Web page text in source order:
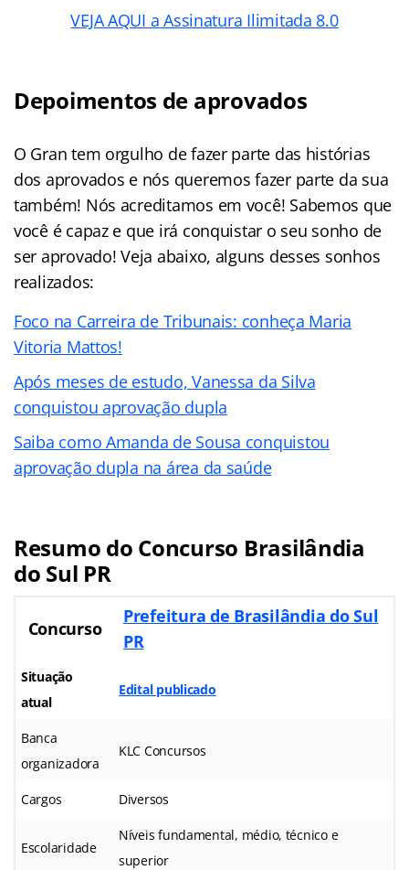
VEJA AQUI a Assinatura Ilimitada 8.0
Depoimentos de aprovados
O Gran tem orgulho de fazer parte das histórias
dos aprovados e nós queremos fazer parte da sua
também! Nós acreditamos em você! Sabemos que
você é capaz e que irá conquistar o seu sonho de
ser aprovado! Veja abaixo, alguns desses sonhos
realizados:
Foco na Carreira de Tribunais: conheça Maria
Vitoria Mattos!
Após meses de estudo, Vanessa da Silva
conquistou aprovação dupla
Saiba como Amanda de Sousa conquistou
aprovação dupla na área da saúde
Resumo do Concurso Brasilândia
do Sul PR
Concurso
Prefeitura de Brasilândia do Sul
PR
Situação
atual
Edital publicado
Banca
organizadora
KLC Concursos
Cargos Diversos
Escolaridade
Níveis fundamental, médio, técnico e
superior